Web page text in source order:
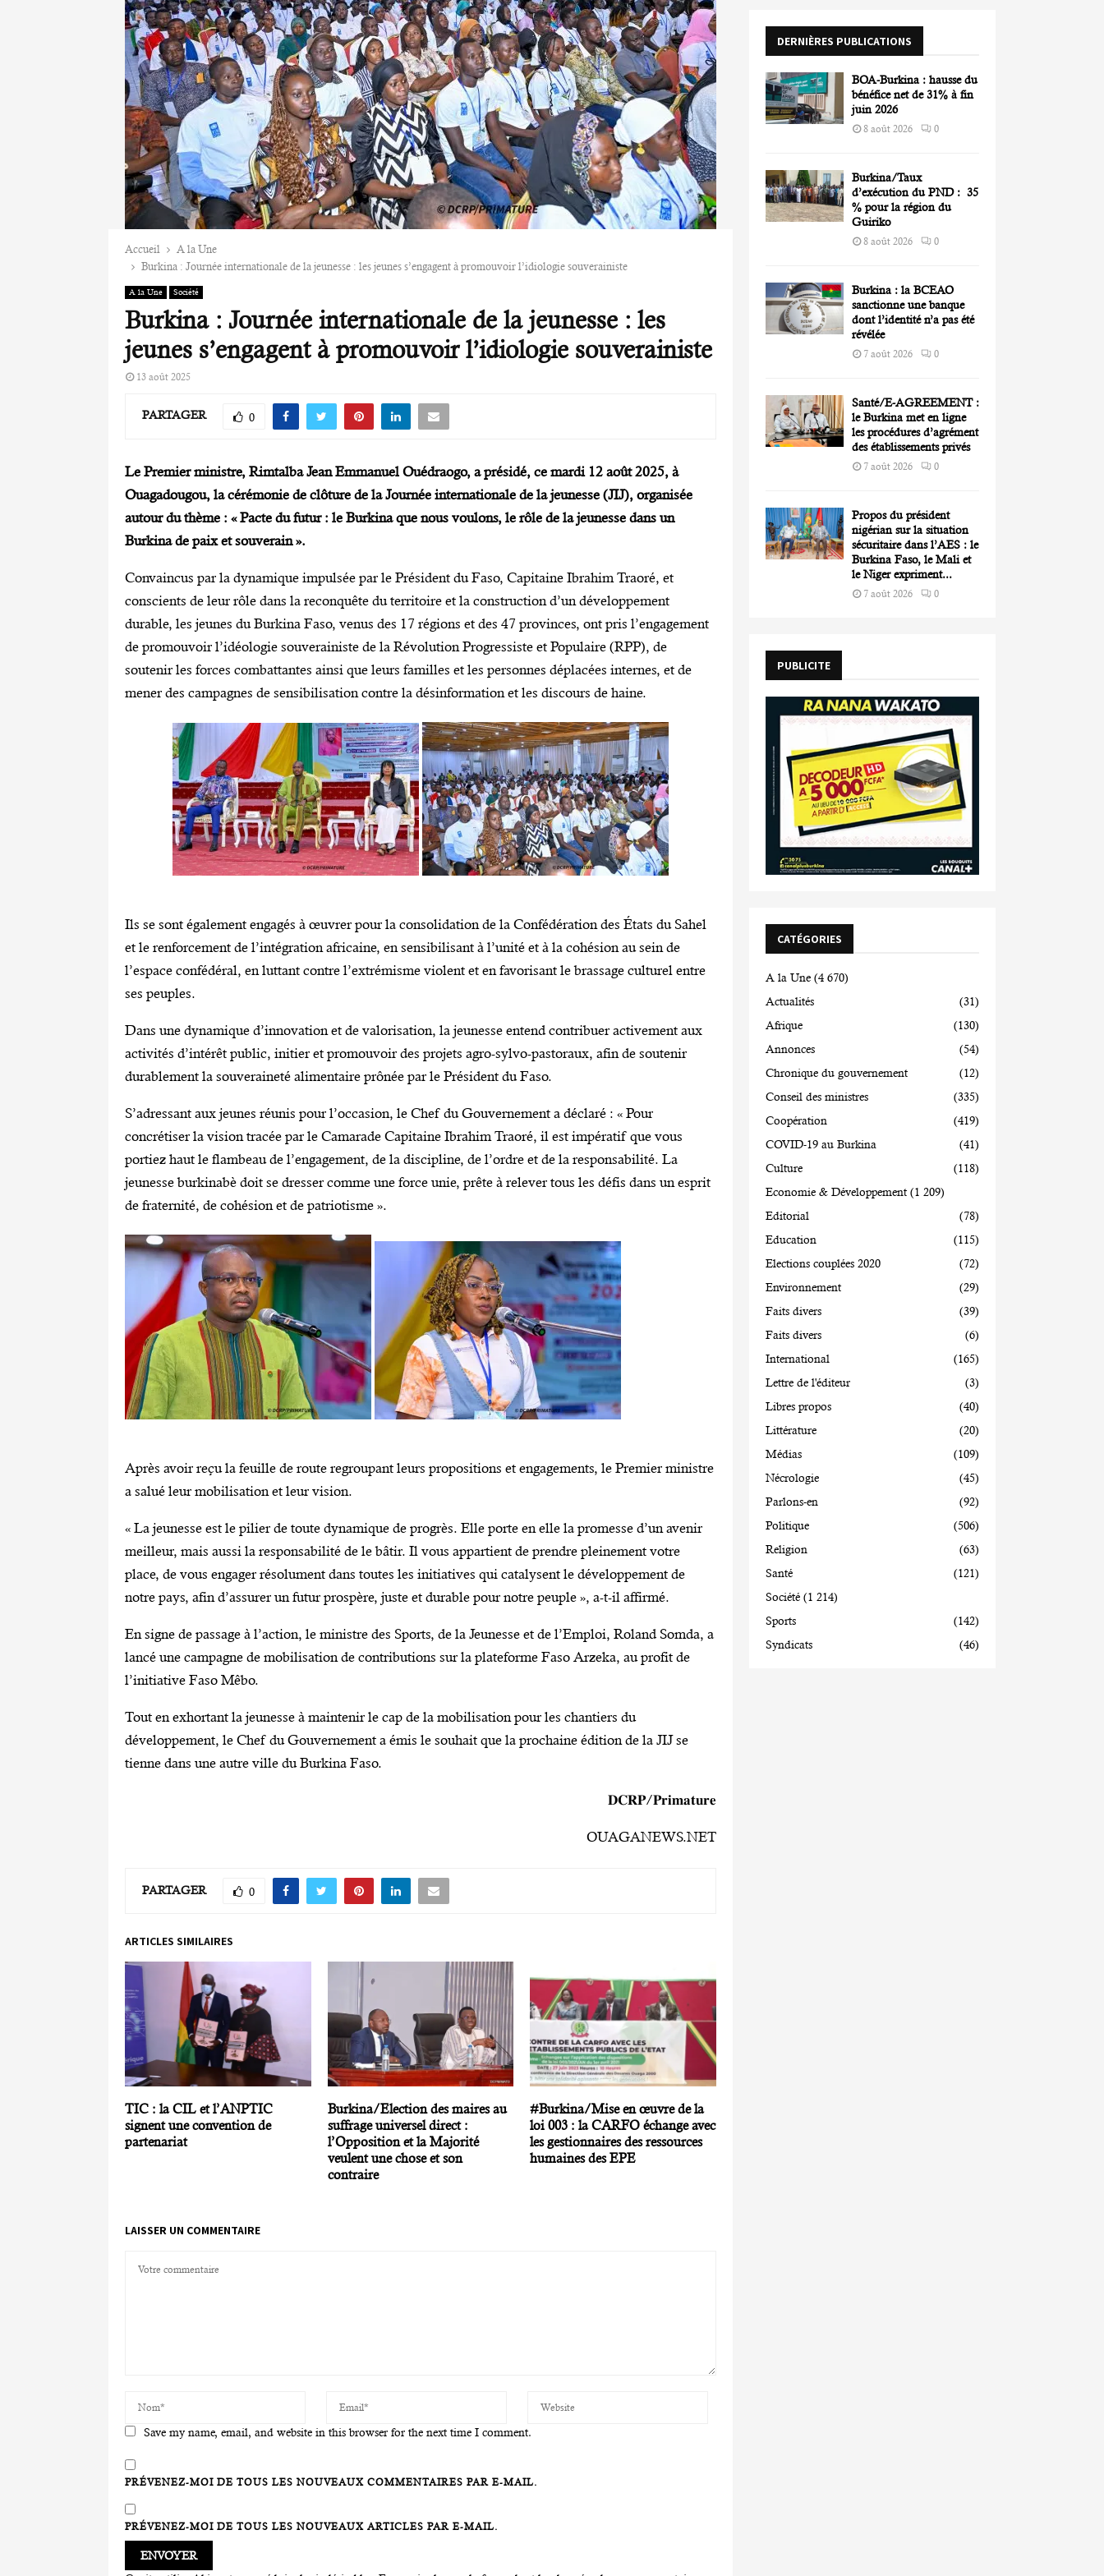
Accueil
A la Une
‎Burkina : Journée internationale de la jeunesse : les jeunes s’engagent à promouvoir l’idiologie souverainiste
A la Une Société
‎Burkina : Journée internationale de la jeunesse : les
jeunes s’engagent à promouvoir l’idiologie souverainiste
13 août 2025
PARTAGER 0
Le Premier ministre, Rimtalba Jean Emmanuel Ouédraogo, a présidé, ce mardi 12 août 2025, à
Ouagadougou, la cérémonie de clôture de la Journée internationale de la jeunesse (JIJ), organisée
autour du thème : « Pacte du futur : le Burkina que nous voulons, le rôle de la jeunesse dans un
Burkina de paix et souverain ».
‎Convaincus par la dynamique impulsée par le Président du Faso, Capitaine Ibrahim Traoré, et
conscients de leur rôle dans la reconquête du territoire et la construction d’un développement
durable, les jeunes du Burkina Faso, venus des 17 régions et des 47 provinces, ont pris l’engagement
de promouvoir l’idéologie souverainiste de la Révolution Progressiste et Populaire (RPP), de
soutenir les forces combattantes ainsi que leurs familles et les personnes déplacées internes, et de
mener des campagnes de sensibilisation contre la désinformation et les discours de haine.
‎Ils se sont également engagés à œuvrer pour la consolidation de la Confédération des États du Sahel
et le renforcement de l’intégration africaine, en sensibilisant à l’unité et à la cohésion au sein de
l’espace confédéral, en luttant contre l’extrémisme violent et en favorisant le brassage culturel entre
ses peuples.
‎Dans une dynamique d’innovation et de valorisation, la jeunesse entend contribuer activement aux
activités d’intérêt public, initier et promouvoir des projets agro-sylvo-pastoraux, afin de soutenir
durablement la souveraineté alimentaire prônée par le Président du Faso.
‎S’adressant aux jeunes réunis pour l’occasion, le Chef du Gouvernement a déclaré : « Pour
concrétiser la vision tracée par le Camarade Capitaine Ibrahim Traoré, il est impératif que vous
portiez haut le flambeau de l’engagement, de la discipline, de l’ordre et de la responsabilité. La
jeunesse burkinabè doit se dresser comme une force unie, prête à relever tous les défis dans un esprit
de fraternité, de cohésion et de patriotisme ».
‎Après avoir reçu la feuille de route regroupant leurs propositions et engagements, le Premier ministre
a salué leur mobilisation et leur vision.
‎« La jeunesse est le pilier de toute dynamique de progrès. Elle porte en elle la promesse d’un avenir
meilleur, mais aussi la responsabilité de le bâtir. Il vous appartient de prendre pleinement votre
place, de vous engager résolument dans toutes les initiatives qui catalysent le développement de
notre pays, afin d’assurer un futur prospère, juste et durable pour notre peuple », a-t-il affirmé.
‎En signe de passage à l’action, le ministre des Sports, de la Jeunesse et de l’Emploi, Roland Somda, a
lancé une campagne de mobilisation de contributions sur la plateforme Faso Arzeka, au profit de
l’initiative Faso Mêbo.
‎Tout en exhortant la jeunesse à maintenir le cap de la mobilisation pour les chantiers du
développement, le Chef du Gouvernement a émis le souhait que la prochaine édition de la JIJ se
tienne dans une autre ville du Burkina Faso.
‎𝐃𝐂𝐑𝐏/𝐏𝐫𝐢𝐦𝐚𝐭𝐮𝐫𝐞
OUAGANEWS.NET
PARTAGER 0
ARTICLES SIMILAIRES
TIC : la CIL et l’ANPTIC
signent une convention de
partenariat
Burkina/Election des maires au
suffrage universel direct :
l’Opposition et la Majorité
veulent une chose et son
contraire
#Burkina/Mise en œuvre de la
loi 003 : la CARFO échange avec
les gestionnaires des ressources
humaines des EPE
LAISSER UN COMMENTAIRE
Save my name, email, and website in this browser for the next time I comment.
PRÉVENEZ-MOI DE TOUS LES NOUVEAUX COMMENTAIRES PAR E-MAIL.
PRÉVENEZ-MOI DE TOUS LES NOUVEAUX ARTICLES PAR E-MAIL.
r
H
DERNIÈRES PUBLICATIONS
BOA-Burkina : hausse du
bénéfice net de 31% à fin
juin 2026
8 août 2026 0
Burkina/Taux
d’exécution du PND : 35
% pour la région du
Guiriko
8 août 2026 0
Burkina : la BCEAO
sanctionne une banque
dont l’identité n’a pas été
révélée
7 août 2026 0
Santé/E-AGREEMENT :
le Burkina met en ligne
les procédures d’agrément
des établissements privés
7 août 2026 0
Propos du président
nigérian sur la situation
sécuritaire dans l’AES : le
Burkina Faso, le Mali et
le Niger expriment...
7 août 2026 0
PUBLICITE
CATÉGORIES
A la Une (4 670)
Actualités
(31)
Afrique
(130)
Annonces
(54)
Chronique du gouvernement
(12)
Conseil des ministres
(335)
Coopération
(419)
COVID-19 au Burkina
(41)
Culture
(118)
Economie & Développement (1 209)
Editorial
(78)
Education
(115)
Elections couplées 2020
(72)
Environnement
(29)
Faits divers
(39)
Faits divers
(6)
International
(165)
Lettre de l'éditeur
(3)
Libres propos
(40)
Littérature
(20)
Médias
(109)
Nécrologie
(45)
Parlons-en
(92)
Politique
(506)
Religion
(63)
Santé
(121)
Société (1 214)
Sports
(142)
Syndicats
(46)